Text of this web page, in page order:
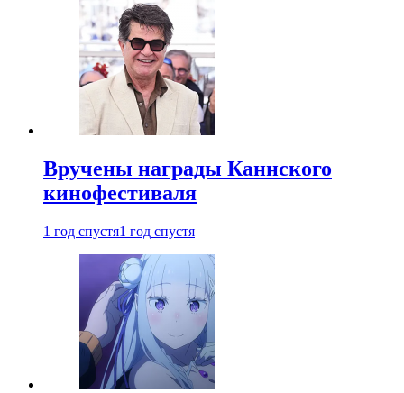
Вручены награды Каннского
кинофестиваля
1 год спустя1 год спустя